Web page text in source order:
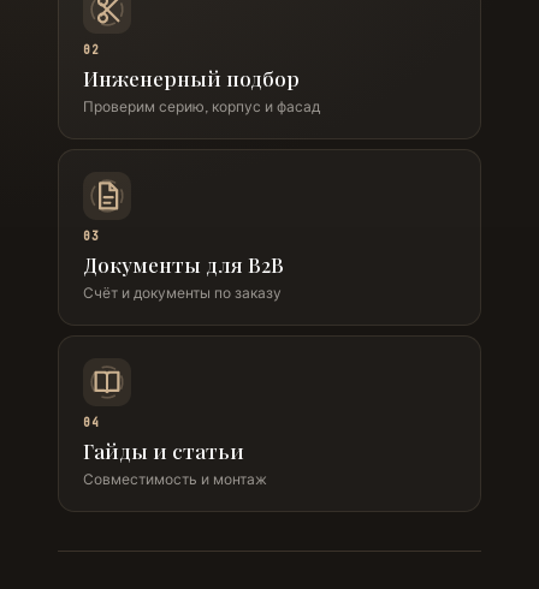
02
Инженерный подбор
Проверим серию, корпус и фасад
03
Документы для B2B
Счёт и документы по заказу
04
Гайды и статьи
Совместимость и монтаж